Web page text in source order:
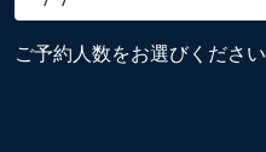
ご予約人数をお選びください